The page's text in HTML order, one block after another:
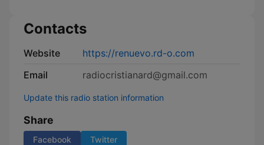
Contacts
Website
https://renuevo.rd-o.com
Email
radiocristianard@gmail.com
Update this radio station information
Share
Facebook Twitter